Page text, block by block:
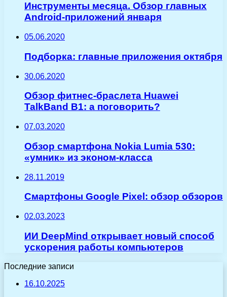
Инструменты месяца. Обзор главных
Android-приложений января
05.06.2020
Подборка: главные приложения октября
30.06.2020
Обзор фитнес-браслета Huawei
TalkBand B1: а поговорить?
07.03.2020
Обзор смартфона Nokia Lumia 530:
«умник» из эконом-класса
28.11.2019
Смартфоны Google Pixel: обзор обзоров
02.03.2023
ИИ DeepMind открывает новый способ
ускорения работы компьютеров
Последние записи
16.10.2025